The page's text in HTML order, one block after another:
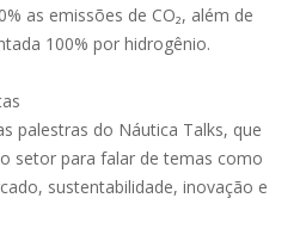
as emissões de CO₂, além de
100% por hidrogênio.
palestras do Náutica Talks, que
setor para falar de temas como
sustentabilidade, inovação e